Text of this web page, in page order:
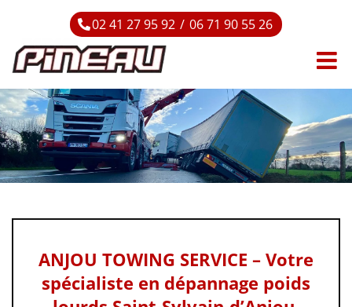
02 41 27 95 92 / 06 71 90 55 26
ANJOU TOWING SERVICE – Votre
spécialiste en dépannage poids